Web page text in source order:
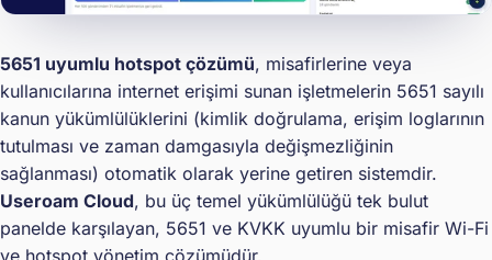
5651 uyumlu hotspot çözümü, misafirlerine veya
kullanıcılarına internet erişimi sunan işletmelerin 5651 sayılı
kanun yükümlülüklerini (kimlik doğrulama, erişim loglarının
tutulması ve zaman damgasıyla değişmezliğinin
sağlanması) otomatik olarak yerine getiren sistemdir.
Useroam Cloud, bu üç temel yükümlülüğü tek bulut
panelde karşılayan, 5651 ve KVKK uyumlu bir misafir Wi-Fi